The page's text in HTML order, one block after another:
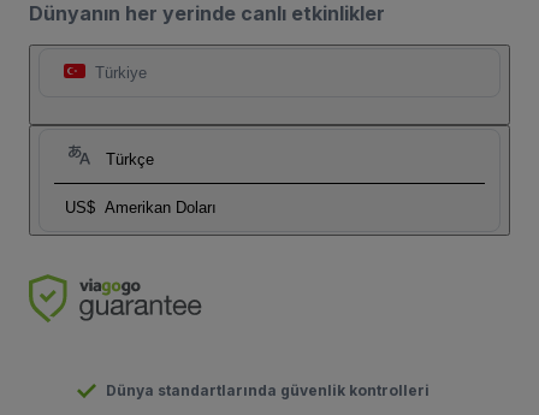
Dünyanın her yerinde canlı etkinlikler
Türkiye
Türkçe
US$ Amerikan Doları
Dünya standartlarında güvenlik kontrolleri